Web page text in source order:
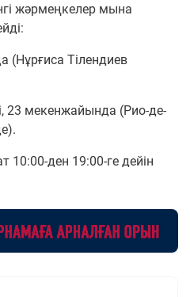
жәрмеңкелер мына
(Нұрғиса Тілендиев
23 мекенжайында (Рио-де-
ден 19:00-ге дейін